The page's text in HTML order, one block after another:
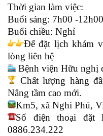
Thời gian làm việc:
Buổi sáng: 7h00 -12h00
Buổi chiều: Nghỉ
Để đặt lịch khám
lòng liên hệ
Bệnh viện Hữu nghị
Chất lượng hàng
Nâng tầm cao mới.
Km5, xã Nghi Phú,
Số điện thoại đặt
0886.234.222